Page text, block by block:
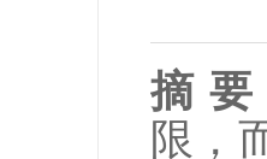
摘 要
限，